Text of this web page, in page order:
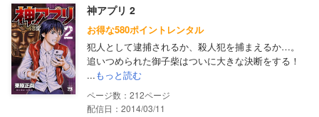
神アプリ 2
お得な580ポイントレンタル
犯人として逮捕されるか、殺人犯を捕まえるか…。
追いつめられた御子柴はついに大きな決断をする！
...もっと読む
212
配信日：2014/03/11